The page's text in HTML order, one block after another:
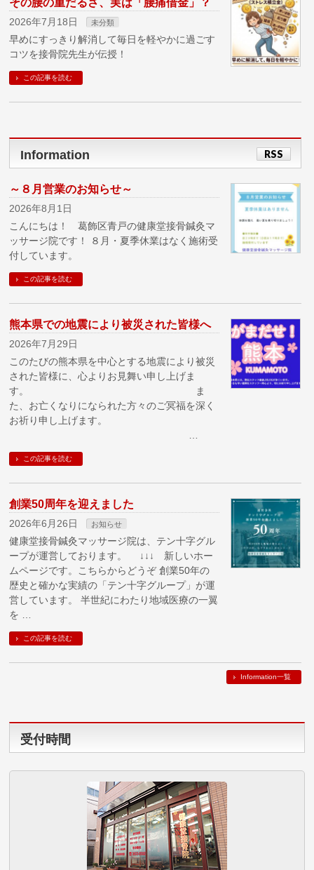
2026年7月18日 未分類
早めにすっきり解消して毎日を軽やかに過ごす
コツを接骨院先生が伝授！
この記事を読む
Information RSS
～８月営業のお知らせ～
2026年8月1日
こんにちは！ 葛飾区青戸の健康堂接骨鍼灸マ
ッサージ院です！ ８月・夏季休業はなく施術受
付しています。
この記事を読む
熊本県での地震により被災された皆様へ
2026年7月29日
このたびの熊本県を中心とする地震により被災
された皆様に、心よりお見舞い申し上げま
す。 ま
た、お亡くなりになられた方々のご冥福を深く
お祈り申し上げます。
この記事を読む
創業50周年を迎えました
2026年6月26日 お知らせ
健康堂接骨鍼灸マッサージ院は、テン十字グル
ープが運営しております。 ↓↓↓ 新しいホー
ムページです。こちらからどうぞ 創業50年の
歴史と確かな実績の「テン十字グループ」が運
営しています。 半世紀にわたり地域医療の一翼
を …
この記事を読む
Information一覧
受付時間